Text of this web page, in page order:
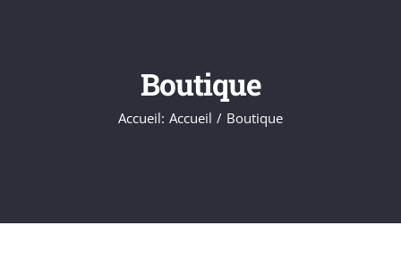
Boutique
Accueil: Accueil / Boutique